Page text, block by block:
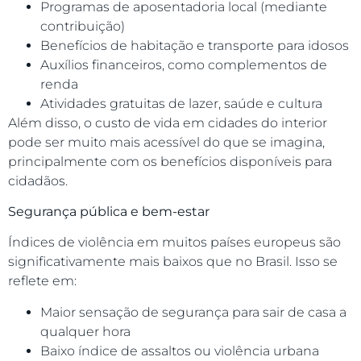
Programas de aposentadoria local (mediante
contribuição)
Benefícios de habitação e transporte para idosos
Auxílios financeiros, como complementos de
renda
Atividades gratuitas de lazer, saúde e cultura
Além disso, o custo de vida em cidades do interior
pode ser muito mais acessível do que se imagina,
principalmente com os benefícios disponíveis para
cidadãos.
Segurança pública e bem-estar
Índices de violência em muitos países europeus são
significativamente mais baixos que no Brasil. Isso se
reflete em:
Maior sensação de segurança para sair de casa a
qualquer hora
Baixo índice de assaltos ou violência urbana